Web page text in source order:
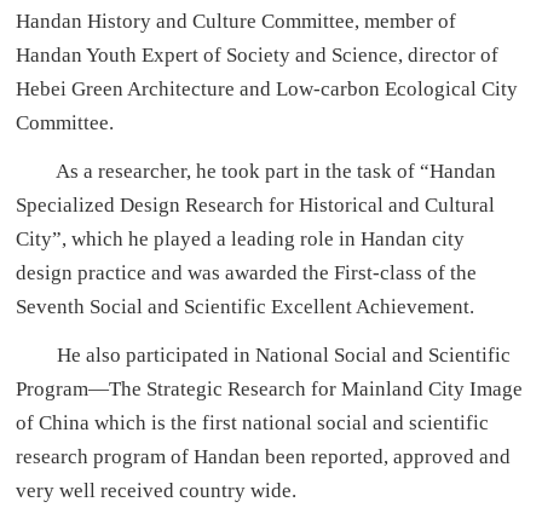
Handan History and Culture Committee, member of
Handan Youth Expert of Society and Science, director of
Hebei Green Architecture and Low-carbon Ecological City
Committee.
As a researcher, he took part in the task of “Handan
Specialized Design Research for Historical and Cultural
City”, which he played a leading role in Handan city
design practice and was awarded the First-class of the
Seventh Social and Scientific Excellent Achievement.
He also participated in National Social and Scientific
Program—The Strategic Research for Mainland City Image
of China which is the first national social and scientific
research program of Handan been reported, approved and
very well received country wide.